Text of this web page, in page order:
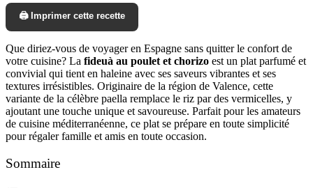
🖨️ Imprimer cette recette
Que diriez-vous de voyager en Espagne sans quitter le confort de
votre cuisine? La fideuà au poulet et chorizo est un plat parfumé et
convivial qui tient en haleine avec ses saveurs vibrantes et ses
textures irrésistibles. Originaire de la région de Valence, cette
variante de la célèbre paella remplace le riz par des vermicelles, y
ajoutant une touche unique et savoureuse. Parfait pour les amateurs
de cuisine méditerranéenne, ce plat se prépare en toute simplicité
pour régaler famille et amis en toute occasion.
Sommaire